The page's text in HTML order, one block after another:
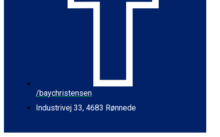
/baychristensen
Industrivej 33, 4683 Rønnede